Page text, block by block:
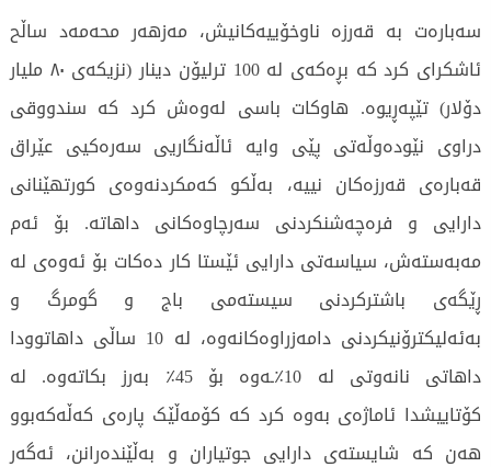
سەبارەت بە قەرزە ناوخۆییەکانیش، مەزهەر محەمەد ساڵح
ئاشکرای کرد کە بڕەکەی لە 100 ترلیۆن دینار (نزیکەی ٨٠ ملیار
دۆلار) تێپەڕیوە. هاوکات باسی لەوەش کرد کە سندووقی
دراوی نێودەوڵەتی پێی وایە ئاڵەنگاریی سەرەکیی عێراق
قەبارەی قەرزەکان نییە، بەڵکو کەمکردنەوەی کورتهێنانی
دارایی و فرەچەشنکردنی سەرچاوەکانی داهاتە. بۆ ئەم
مەبەستەش، سیاسەتی دارایی ئێستا کار دەکات بۆ ئەوەی لە
ڕێگەی باشترکردنی سیستەمی باج و گومرگ و
بەئەلیکترۆنیکردنی دامەزراوەکانەوە، لە 10 ساڵی داهاتوودا
داهاتی نانەوتی لە 10٪ـەوە بۆ 45٪ بەرز بکاتەوە. لە
کۆتاییشدا ئاماژەی بەوە کرد کە کۆمەڵێک پارەی کەڵەکەبوو
هەن کە شایستەی دارایی جوتیاران و بەڵێندەرانن، ئەگەر